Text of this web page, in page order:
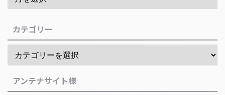
カテゴリー
アンテナサイト様